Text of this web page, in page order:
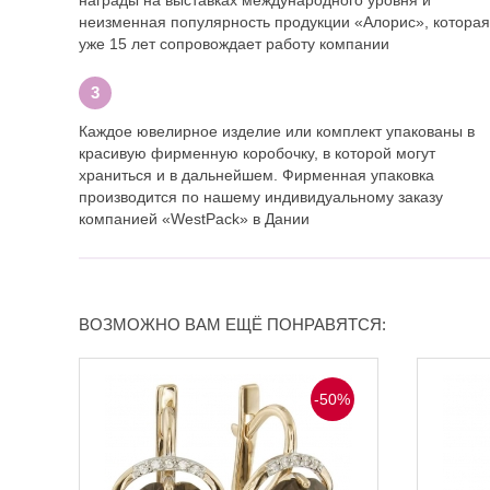
неизменная популярность продукции «Алорис», которая
уже 15 лет сопровождает работу компании
Каждое ювелирное изделие или комплект упакованы в
красивую фирменную коробочку, в которой могут
храниться и в дальнейшем. Фирменная упаковка
производится по нашему индивидуальному заказу
компанией «WestPack» в Дании
ВОЗМОЖНО ВАМ ЕЩЁ ПОНРАВЯТСЯ:
-50%